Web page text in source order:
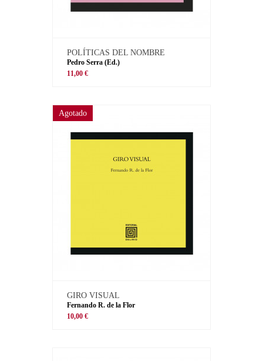
POLÍTICAS DEL NOMBRE
Pedro Serra (Ed.)
11,00 €
Agotado
GIRO VISUAL
Fernando R. de la Flor
10,00 €